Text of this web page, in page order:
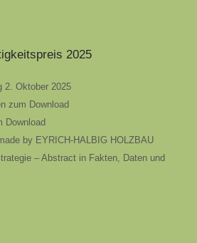
2025
2. Oktober 2025
zum Download
Download
by EYRICH-HALBIG HOLZBAU
– Abstract in Fakten, Daten und